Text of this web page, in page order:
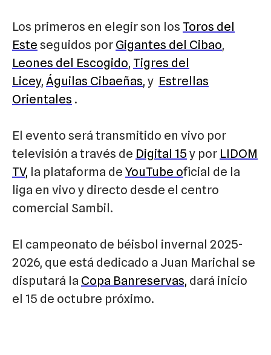
Los primeros en elegir son los Toros del
Este seguidos por Gigantes del Cibao,
Leones del Escogido, Tigres del
Licey, Águilas Cibaeñas, y Estrellas
Orientales .
El evento será transmitido en vivo por
televisión a través de Digital 15 y por LIDOM
TV, la plataforma de YouTube oficial de la
liga en vivo y directo desde el centro
comercial Sambil.
El campeonato de béisbol invernal 2025-
2026, que está dedicado a Juan Marichal se
disputará la Copa Banreservas, dará inicio
el 15 de octubre próximo.